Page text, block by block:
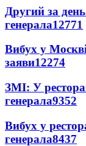
Другий за
генерала12771
Вибух у Москві:
заяви12274
ЗМІ: У
генерала9352
Вибух у
генерала8437